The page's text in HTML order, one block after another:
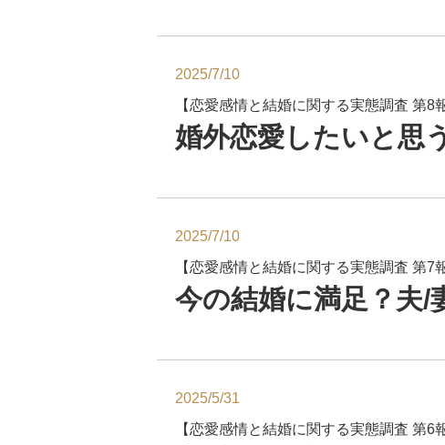
2025/7/10
【恋愛感情と結婚に関する実態調査 第8
婚外恋愛したいと思
2025/7/10
【恋愛感情と結婚に関する実態調査 第7
今の結婚に満足？夫/
2025/5/31
【恋愛感情と結婚に関する実態調査 第6